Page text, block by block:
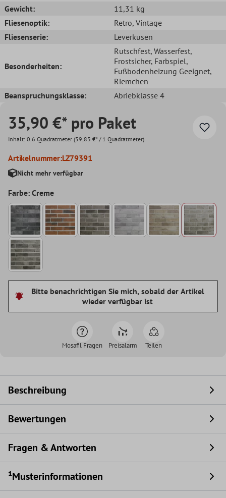
Gewicht:
11,31 kg
Fliesenoptik:
Retro, Vintage
Fliesenserie:
Leverkusen
Besonderheiten:
Rutschfest, Wasserfest,
Frostsicher, Farbspiel,
Fußbodenheizung Geeignet,
Riemchen
Beanspruchungsklasse:
Abriebklasse 4
35,90 €* pro Paket
Inhalt: 0.6 Quadratmeter (59,83 €* / 1 Quadratmeter)
Artikelnummer:LZ79391
Nicht mehr verfügbar
Farbe: Creme
Bitte benachrichtigen Sie mich, sobald der Artikel
wieder verfügbar ist
Mosafil Fragen Preisalarm Teilen
Beschreibung
Bewertungen
Fragen & Antworten
¹Musterinformationen